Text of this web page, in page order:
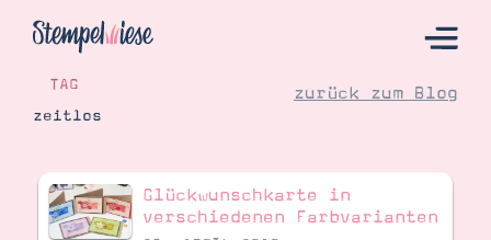
Hier Starten
Katalog
TAG
zeitlos
zurück zum Blog
Glückwunschkarte in
verschiedenen Farbvarianten